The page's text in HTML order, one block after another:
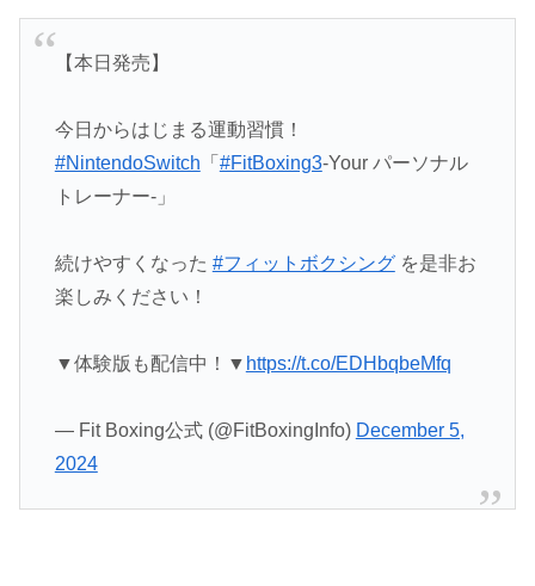
【本日発売】
今日からはじまる運動習慣！
#NintendoSwitch 「 #FitBoxing3-Your パーソナル
トレーナー‐」
続けやすくなった #フィットボクシングを是非お
楽しみください！
▼体験版も配信中！▼ https://t.co/EDHbqbeMfq
— Fit Boxing公式 (@FitBoxingInfo) December 5,
2024